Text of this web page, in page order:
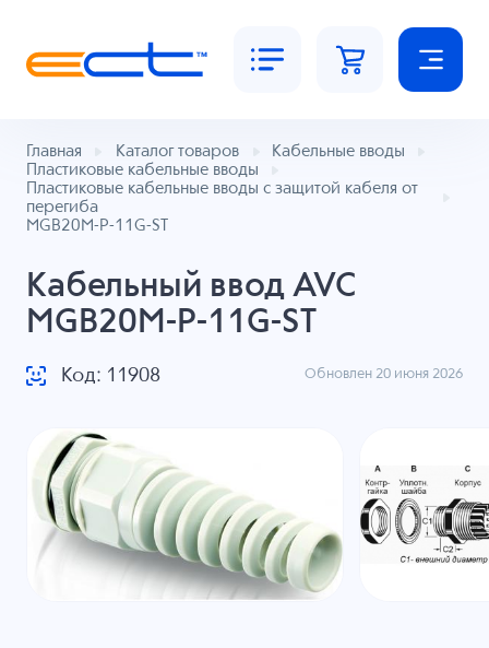
Главная Каталог товаров
Кабельные вводы
Пластиковые кабельные вводы
Пластиковые кабельные вводы с защитой кабеля от
перегиба
MGB20M-P-11G-ST
Кабельный ввод AVC
MGB20M-P-11G-ST
Код: 11908 Обновлен 20 июня 2026